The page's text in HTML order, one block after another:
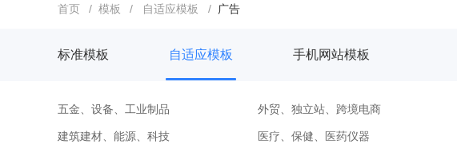
首页 / 模板 / 自适应模板 / 广告
标准模板 自适应模板 手机网站模板
五金、设备、工业制品 外贸、独立站、跨境电商
建筑建材、能源、科技 医疗、保健、医药仪器